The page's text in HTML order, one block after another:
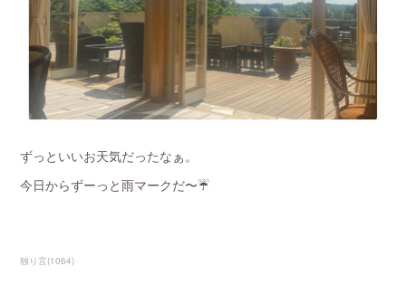
ずっといいお天気だったなぁ。
今日からずーっと雨マークだ〜☔️
独り言(1064)